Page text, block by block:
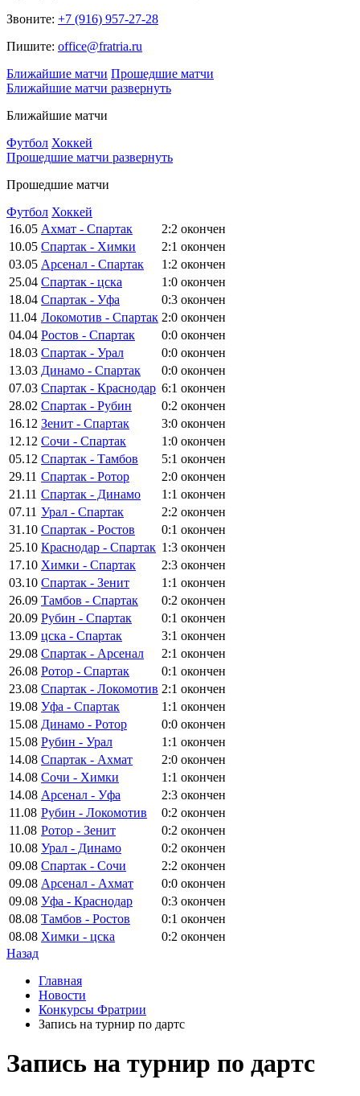
Звоните: +7 (916) 957-27-28
Пишите: office@fratria.ru
Ближайшие матчи Прошедшие матчи
Ближайшие матчи развернуть
Ближайшие матчи
Футбол Хоккей
Прошедшие матчи развернуть
Прошедшие матчи
Футбол Хоккей
16.05 Ахмат - Спартак 2:2 окончен
10.05 Спартак - Химки 2:1 окончен
03.05 Арсенал - Спартак 1:2 окончен
25.04 Спартак - цска 1:0 окончен
18.04 Спартак - Уфа 0:3 окончен
11.04 Локомотив - Спартак 2:0 окончен
04.04 Ростов - Спартак 0:0 окончен
18.03 Спартак - Урал 0:0 окончен
13.03 Динамо - Спартак 0:0 окончен
07.03 Спартак - Краснодар 6:1 окончен
28.02 Спартак - Рубин 0:2 окончен
16.12 Зенит - Спартак 3:0 окончен
12.12 Сочи - Спартак 1:0 окончен
05.12 Спартак - Тамбов 5:1 окончен
29.11 Спартак - Ротор 2:0 окончен
21.11 Спартак - Динамо 1:1 окончен
07.11 Урал - Спартак 2:2 окончен
31.10 Спартак - Ростов 0:1 окончен
25.10 Краснодар - Спартак 1:3 окончен
17.10 Химки - Спартак 2:3 окончен
03.10 Спартак - Зенит 1:1 окончен
26.09 Тамбов - Спартак 0:2 окончен
20.09 Рубин - Спартак 0:1 окончен
13.09 цска - Спартак 3:1 окончен
29.08 Спартак - Арсенал 2:1 окончен
26.08 Ротор - Спартак 0:1 окончен
23.08 Спартак - Локомотив 2:1 окончен
19.08 Уфа - Спартак 1:1 окончен
15.08 Динамо - Ротор 0:0 окончен
15.08 Рубин - Урал 1:1 окончен
14.08 Спартак - Ахмат 2:0 окончен
14.08 Сочи - Химки 1:1 окончен
14.08 Арсенал - Уфа 2:3 окончен
11.08 Рубин - Локомотив 0:2 окончен
11.08 Ротор - Зенит 0:2 окончен
10.08 Урал - Динамо 0:2 окончен
09.08 Спартак - Сочи 2:2 окончен
09.08 Арсенал - Ахмат 0:0 окончен
09.08 Уфа - Краснодар 0:3 окончен
08.08 Тамбов - Ростов 0:1 окончен
08.08 Химки - цска 0:2 окончен
Назад
Главная
Новости
Конкурсы Фратрии
Запись на турнир по дартс
Запись на турнир по дартс